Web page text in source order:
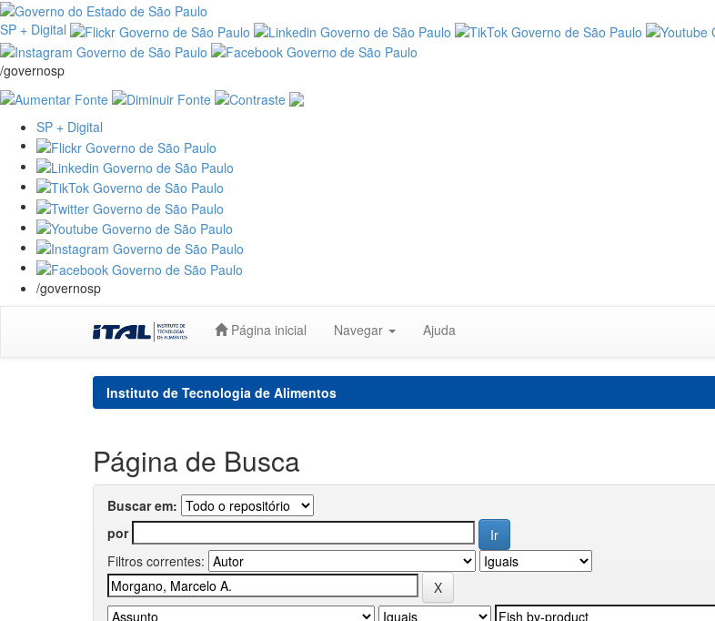
SP + Digital
/governosp
SP + Digital
/governosp
Página inicial Navegar Ajuda
Instituto de Tecnologia de Alimentos
Página de Busca
Buscar em:
por
Filtros correntes: